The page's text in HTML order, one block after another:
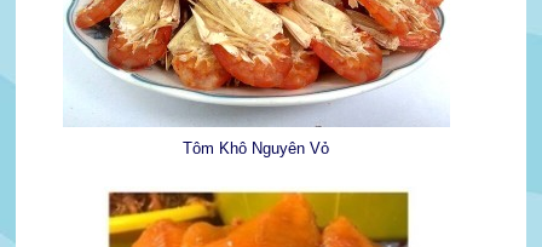
Tôm Khô Nguyên Vỏ